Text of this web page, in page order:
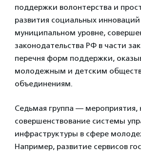
поддержки волонтерства и
развития социальных инноваций
муниципальном уровне,
законодательства РФ в части
перечня форм поддержки,
молодежным и детским
объединениям.
Седьмая группа — мероприятия,
совершенствование системы
инфраструктуры в сфере
Например, развитие сервисов